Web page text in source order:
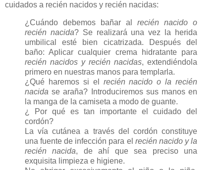
cuidados a recién nacidos y recién nacidas:
¿Cuándo debemos bañar al recién nacido o
recién nacida? Se realizará una vez la herida
umbilical esté bien cicatrizada. Después del
baño: Aplicar cualquier crema hidratante para
recién nacidos y recién nacidas, extendiéndola
primero en nuestras manos para templarla.
¿Qué haremos si el recién nacido o la recién
nacida se araña? Introduciremos sus manos en
la manga de la camiseta a modo de guante.
¿ Por qué es tan importante el cuidado del
cordón?
La vía cutánea a través del cordón constituye
una fuente de infección para el recién nacido y la
recién nacida, de ahí que sea preciso una
exquisita limpieza e higiene.